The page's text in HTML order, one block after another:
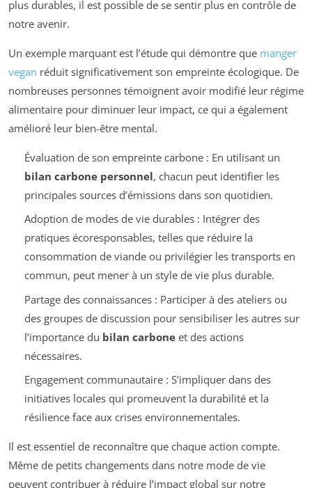
plus durables, il est possible de se sentir plus en contrôle de
notre avenir.
Un exemple marquant est l’étude qui démontre que manger
vegan réduit significativement son empreinte écologique. De
nombreuses personnes témoignent avoir modifié leur régime
alimentaire pour diminuer leur impact, ce qui a également
amélioré leur bien-être mental.
Évaluation de son empreinte carbone : En utilisant un
bilan carbone personnel, chacun peut identifier les
principales sources d’émissions dans son quotidien.
Adoption de modes de vie durables : Intégrer des
pratiques écoresponsables, telles que réduire la
consommation de viande ou privilégier les transports en
commun, peut mener à un style de vie plus durable.
Partage des connaissances : Participer à des ateliers ou
des groupes de discussion pour sensibiliser les autres sur
l’importance du bilan carboneet des actions
nécessaires.
Engagement communautaire : S’impliquer dans des
initiatives locales qui promeuvent la durabilité et la
résilience face aux crises environnementales.
Il est essentiel de reconnaître que chaque action compte.
Même de petits changements dans notre mode de vie
peuvent contribuer à réduire l’impact global sur notre